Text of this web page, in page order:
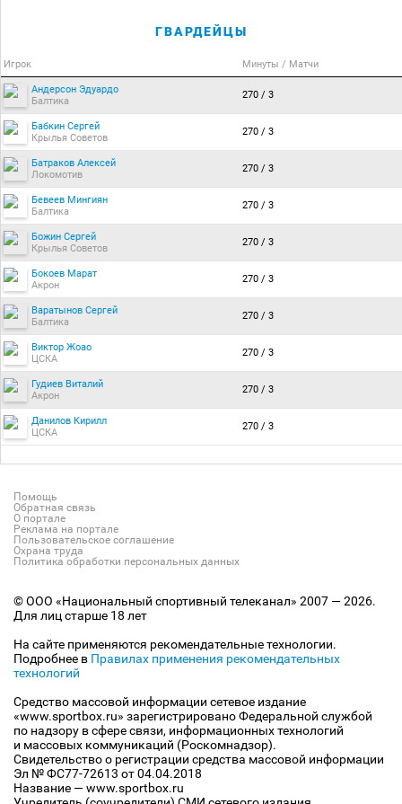
ГВАРДЕЙЦЫ
Игрок Минуты / Матчи
Андерсон Эдуардо
Балтика
270 / 3
Бабкин Сергей
Крылья Советов
270 / 3
Батраков Алексей
Локомотив
270 / 3
Бевеев Мингиян
Балтика
270 / 3
Божин Сергей
Крылья Советов
270 / 3
Бокоев Марат
Акрон
270 / 3
Варатынов Сергей
Балтика
270 / 3
Виктор Жоао
ЦСКА
270 / 3
Гудиев Виталий
Акрон
270 / 3
Данилов Кирилл
ЦСКА
270 / 3
Помощь
Обратная связь
О портале
Реклама на портале
Пользовательское соглашение
Охрана труда
Политика обработки персональных данных
© ООО «Национальный спортивный телеканал» 2007 — 2026.
Для лиц старше 18 лет
На сайте применяются рекомендательные технологии.
Подробнее в Правилах применения рекомендательных
технологий
Средство массовой информации сетевое издание
«www.sportbox.ru» зарегистрировано Федеральной службой
по надзору в сфере связи, информационных технологий
и массовых коммуникаций (Роскомнадзор).
Свидетельство о регистрации средства массовой информации
Эл № ФС77-72613 от 04.04.2018
Название — www.sportbox.ru